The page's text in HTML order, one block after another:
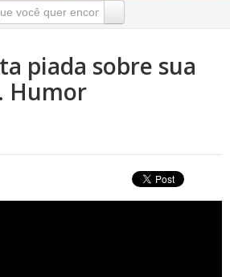
piada sobre sua
Humor